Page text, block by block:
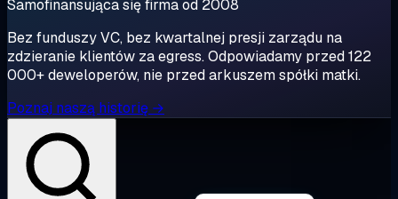
Samofinansująca się firma od 2008
Bez funduszy VC, bez kwartalnej presji zarządu na
zdzieranie klientów za egress. Odpowiadamy przed 122
000+ deweloperów, nie przed arkuszem spółki matki.
Poznaj naszą historię →